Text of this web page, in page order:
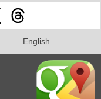
English